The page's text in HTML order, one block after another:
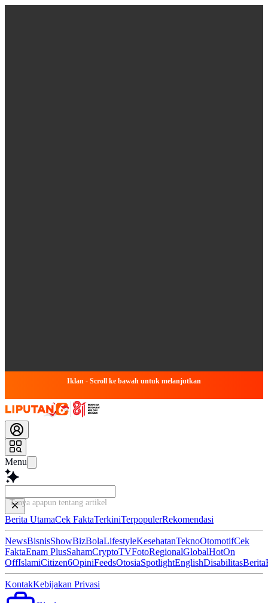
Iklan - Scroll ke bawah untuk melanjutkan
Menu
Tanya apapun tentang artikel ini...
Berita UtamaCek FaktaTerkiniTerpopulerRekomendasi
NewsBisnisShowBizBolaLifestyleKesehatanTeknoOtomotifCek
FaktaEnam PlusSahamCryptoTVFotoRegionalGlobalHotOn
OffIslamiCitizen6OpiniFeedsOtosiaSpotlightEnglishDisabilitasBerita
KontakKebijakan Privasi